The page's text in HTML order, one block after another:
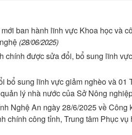
ban hành lĩnh vực Khoa học và
(28/06/2025)
chính được sửa đổi, bổ sung lĩnh
bổ sung lĩnh vực giảm nghèo và
lý nhà nước của Sở Nông
Nghệ An ngày 28/6/2025 về
chính công tỉnh, Trung tâm Phục